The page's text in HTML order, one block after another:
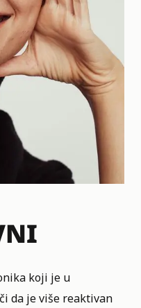
koji je u
da je više reaktivan